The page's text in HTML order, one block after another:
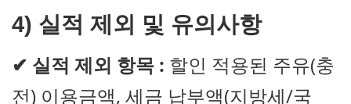
4) 실적 제외 및 유의사항
✔ 실적 제외 항목 : 할인 적용된 주유(충
전) 이용금액, 세금 납부액(지방세/국